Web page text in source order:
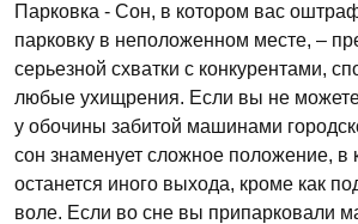
Парковка - Сон, в котором вас
парковку в неположенном месте, –
серьезной схватки с конкурентами,
любые ухищрения. Если вы не можете
у обочины забитой машинами
сон знаменует сложное положение, в
останется иного выхода, кроме как
воле. Если во сне вы припарковали